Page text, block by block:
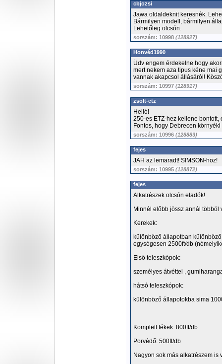
cbjozsi
Jawa oldaldeknit keresnék.
Bármilyen modell, bármilyen
Lehetőleg olcsón.
sorszám: 10998 (128927)
Honvéd1990
Üdv engem érdekelne hogy
mert nekem aza tipus kéne mai
vannak akapcsol állásáról!
sorszám: 10997 (128917)
zsolt-etz
Helló!
250-es ETZ-hez kellene bontott,
Fontos, hogy Debrecen
sorszám: 10996 (128883)
fejes
JAH az lemaradt! SIMSON-hoz!
sorszám: 10995 (128872)
fejes
Alkatrészek olcsón eladók!
Minnél előbb jössz annál többöl
Kerekek:
különböző állapotban
egységesen 2500ft/db
Első teleszkópok:
személyes átvéttel ,
hátsó teleszkópok:
különböző állapotokba sima
Komplett fékek: 800ft/db
Porvédő: 500ft/db
Nagyon sok más alkatrészem is